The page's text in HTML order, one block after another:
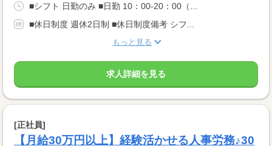
■シフト 日勤のみ ■日勤 10：00-20：00（...
■休日制度 週休2日制 ■休日制度備考 シフ...
もっと見る
求人詳細を見る
[正社員]
【月給30万円以上】経験活かせる人事労務♪30